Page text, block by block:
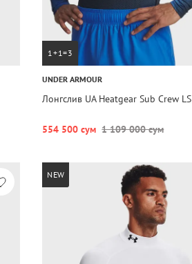
1+1=3
UNDER ARMOUR
Лонгслив UA Heatgear Sub Crew LS
554 500 сум 1 109 000 сум
NEW